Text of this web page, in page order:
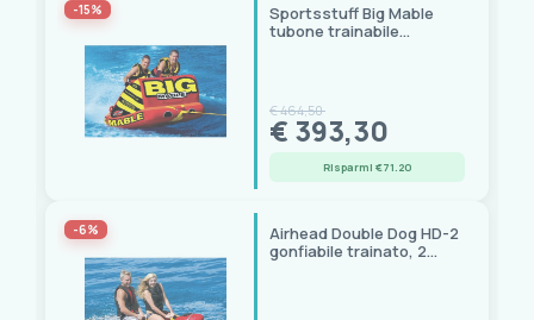
-15%
Sportsstuff Big Mable
tubone trainabile
€ 464,50
€ 393,30
Risparmi €71.20
-6%
Airhead Double Dog HD-2
gonfiabile trainato, 2